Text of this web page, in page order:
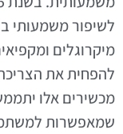
לשיפור משמעותי
מיקרוגלים
להפחית את
מכשירים אלו
שמאפשרות